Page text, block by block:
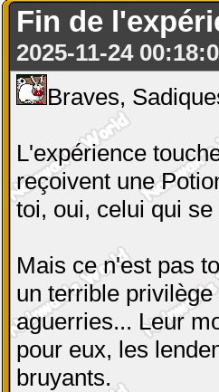
Fin de
2025-11-24
Braves,
L'expérience
reçoivent une
toi, oui, celui qui
Mais ce n'est pas
un terrible
aguerries... Leur
pour eux, les
bruyants.